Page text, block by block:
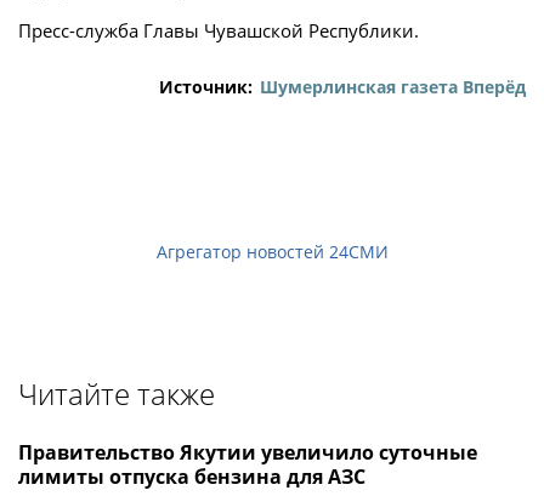
Пресс-служба Главы Чувашской Республики.
Источник: Шумерлинская газета Вперёд
Агрегатор новостей 24СМИ
Читайте также
Правительство Якутии увеличило суточные
лимиты отпуска бензина для АЗС